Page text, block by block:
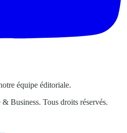
équipe éditoriale.
Business. Tous droits réservés.